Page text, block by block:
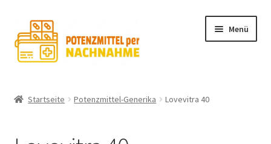
Navigation
springen
Zum
Inhalt
springen
Menü
Startseite Potenzmittel-Generika Lovevitra 40